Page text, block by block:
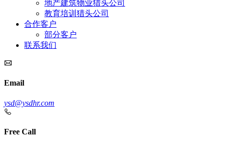
地产建筑物业猎头公司
教育培训猎头公司
合作客户
部分客户
联系我们
Email
ysd@ysdhr.com
Free Call